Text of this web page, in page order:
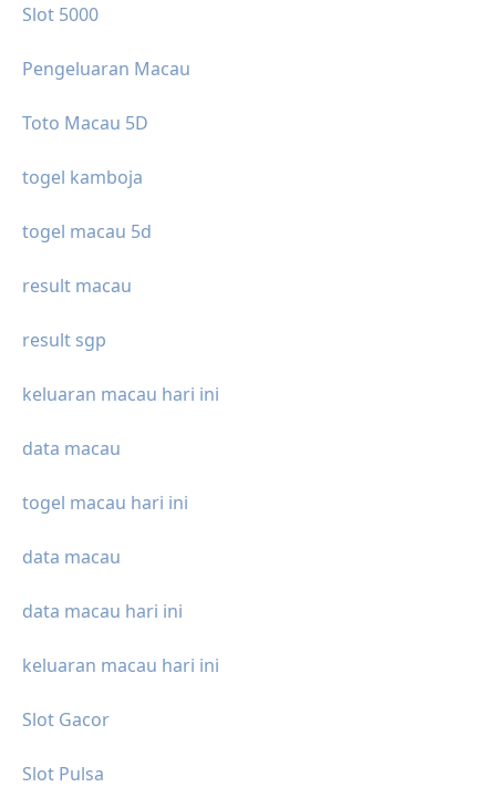
Slot 5000
Pengeluaran Macau
Toto Macau 5D
togel kamboja
togel macau 5d
result macau
result sgp
keluaran macau hari ini
data macau
togel macau hari ini
data macau
data macau hari ini
keluaran macau hari ini
Slot Gacor
Slot Pulsa